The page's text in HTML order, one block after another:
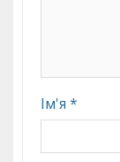
Ім'я *